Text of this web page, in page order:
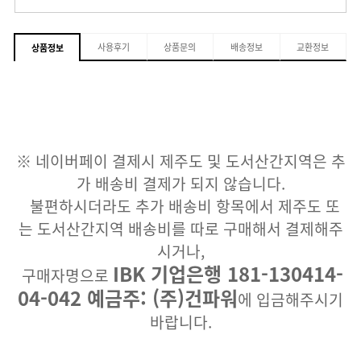
상품정보 사용후기 상품문의 배송정보 교환정보
※ 네이버페이 결제시 제주도 및 도서산간지역은 추
가 배송비 결제가 되지 않습니다.
불편하시더라도 추가 배송비 항목에서 제주도 또
는 도서산간지역 배송비를 따로 구매해서 결제해주
시거나,
구매자명으로 IBK 기업은행 181-130414-
04-042 예금주: (주)건파워에 입금해주시기
바랍니다.